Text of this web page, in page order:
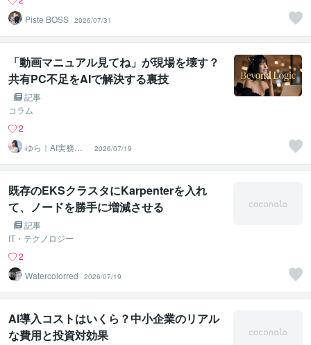
Piste BOSS 2026/07/31
「動画マニュアル見てね」が現場を壊す？
共有PC不足をAIで解決する裏技
記事
コラム
2
ゆら｜AI実務マ
ネジメントコン
サルタント
2026/07/19
既存のEKSクラスタにKarpenterを入れ
て、ノードを勝手に増減させる
記事
IT・テクノロジー
2
Watercolorred
2026/07/19
AI導入コストはいくら？中小企業のリアル
な費用と投資対効果